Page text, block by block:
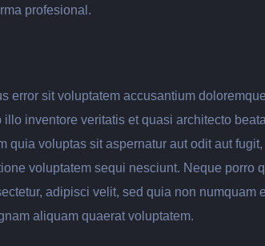
profesional.
error sit voluptatem accusantium
inventore veritatis et quasi architecto
quia voluptas sit aspernatur aut odit aut
voluptatem sequi nesciunt. Neque porro
adipisci velit, sed quia non numquam
aliquam quaerat voluptatem.